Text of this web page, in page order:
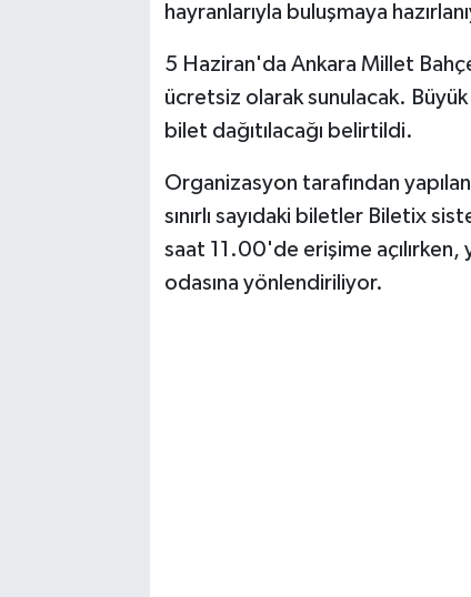
hayranlarıyla buluşmaya
5 Haziran'da Ankara Millet
ücretsiz olarak sunulacak. Büyük
bilet dağıtılacağı belirtildi.
Organizasyon tarafından
sınırlı sayıdaki biletler Biletix
saat 11.00'de erişime
odasına yönlendiriliyor.
Sokak Hayvanlarını Sahiplendirme
Sonsöz Özel